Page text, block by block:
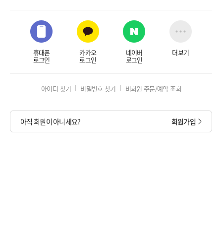
휴대폰
로그인
카카오
로그인
네이버
로그인
더보기
아이디 찾기 비밀번호 찾기 비회원 주문/예약 조회
아직 회원이 아니세요? 회원가입